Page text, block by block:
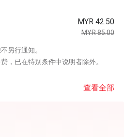
MYR 42.50
MYR 85.00
另行通知。
，已在特别条件中说明者除外。
查看全部